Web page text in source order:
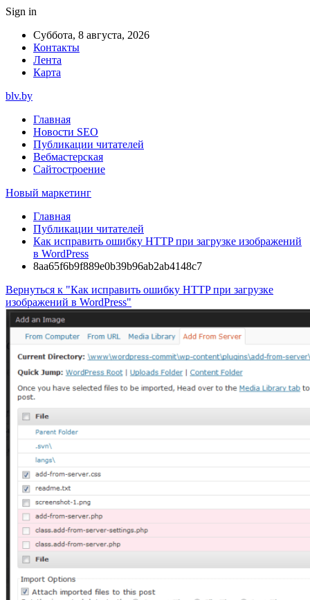
Sign in
Суббота, 8 августа, 2026
Контакты
Лента
Карта
blv.by
Главная
Новости SEO
Публикации читателей
Вебмастерская
Сайтостроение
Новый маркетинг
Главная
Публикации читателей
Как исправить ошибку HTTP при загрузке изображений
в WordPress
8aa65f6b9f889e0b39b96ab2ab4148c7
Вернуться к "Как исправить ошибку HTTP при загрузке
изображений в WordPress"